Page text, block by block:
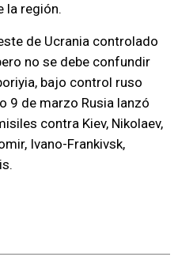
la región.
de Ucrania controlado
no se debe confundir
bajo control ruso
9 de marzo Rusia lanzó
contra Kiev, Nikolaev,
Ivano-Frankivsk,